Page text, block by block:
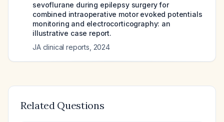
sevoflurane during epilepsy surgery for
combined intraoperative motor evoked potentials
monitoring and electrocorticography: an
illustrative case report.
JA clinical reports 2024
Related Questions